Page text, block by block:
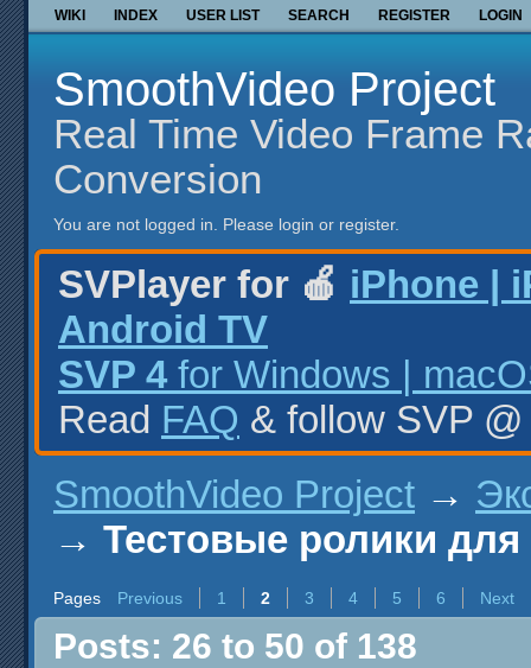
WIKI INDEX USER LIST SEARCH REGISTER LOGIN
SmoothVideo Project
Real Time Video Frame
Conversion
You are not logged in. Please login or register.
SVPlayer for 🍎 iPhone |
Android TV
SVP 4 for Windows |
Read FAQ & follow SVP
SmoothVideo Project →
→ Тестовые ролики
Pages Previous 1 2 3 4 5 6 Next
Posts: 26 to 50 of 138